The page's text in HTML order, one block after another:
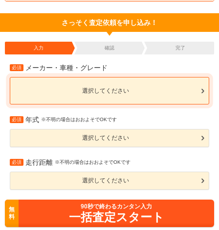
さっそく査定依頼を申し込み！
入力 確認 完了
必須 メーカー・車種・グレード
選択してください
必須 年式 ※不明の場合はおおよそでOKです
選択してください
必須 走行距離 ※不明の場合はおおよそでOKです
選択してください
無
料
90秒で終わるカンタン入力
一括査定スタート